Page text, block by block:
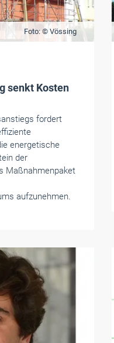
Foto: © Vössing
senkt Kosten
fordert
energetische
der
Maßnahmenpaket
aufzunehmen.